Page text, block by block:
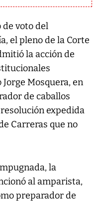
de voto del
el pleno de la Corte
la acción de
Mosquera, en
de caballos
expedida
Carreras que no
la
al amparista,
preparador de